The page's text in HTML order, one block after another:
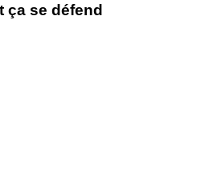
ça se défend